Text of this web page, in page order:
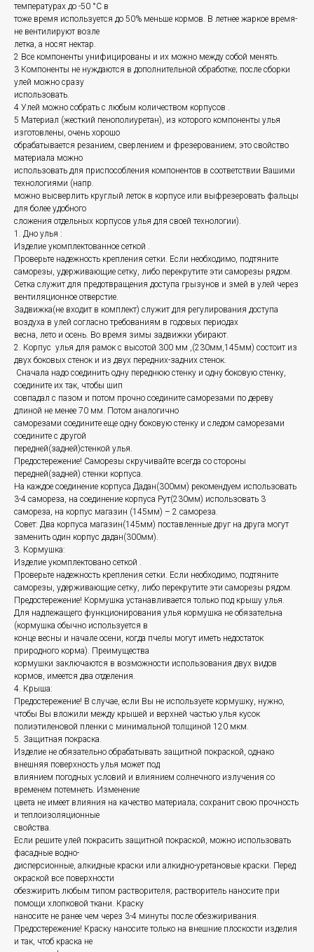
температурах до -50 °C в
тоже время используется до 50% меньше кормов. В летнее жаркое время-
не вентилируют возле
летка, а носят нектар.
2 Все компоненты унифицированы и их можно между собой менять.
3 Компоненты не нуждаются в дополнительной обработке; после сборки
улей можно сразу
использовать.
4 Улей можно собрать с любым количеством корпусов .
5 Материал (жесткий пенополиуретан), из которого компоненты улья
изготовлены, очень хорошо
обрабатывается резанием, сверлением и фрезерованием; это свойство
материала можно
использовать для приспособления компонентов в соответствии Вашими
технологиями (напр.
можно высверлить круглый леток в корпусе или выфрезеровать фальцы
для более удобного
сложения отдельных корпусов улья для своей технологии).
1. Дно улья :
Изделие укомплектованное сеткой .
Проверьте надежность крепления сетки. Если необходимо, подтяните
саморезы, удерживающие сетку, либо перекрутите эти саморезы рядом.
Сетка служит для предотвращения доступа грызунов и змей в улей через
вентиляционное отверстие.
Задвижка(не входит в комплект) служит для регулирования доступа
воздуха в улей согласно требованиям в годовых периодах
весна, лето и осень. Во время зимы задвижки убирают.
2. Корпус улья для рамок с высотой 300 мм ,(230мм,145мм) состоит из
двух боковых стенок и из двух передних-задних стенок.
Сначала надо соединить одну переднюю стенку и одну боковую стенку,
соедините их так, чтобы шип
совпадал с пазом и потом прочно соедините саморезами по дереву
длиной не менее 70 мм. Потом аналогично
саморезами соедините еще одну боковую стенку и следом саморезами
соедините с другой
передней(задней)стенкой улья.
Предостережение! Саморезы скручивайте всегда со стороны
передней(задней) стенки корпуса.
На каждое соединение корпуса Дадан(300мм) рекомендуем использовать
3-4 самореза, на соединение корпуса Рут(230мм) использовать 3
самореза, на корпус магазин (145мм) – 2 самореза.
Совет: Два корпуса магазин(145мм) поставленные друг на друга могут
заменить один корпус дадан(300мм).
3. Кормушка:
Изделие укомплектовано сеткой .
Проверьте надежность крепления сетки. Если необходимо, подтяните
саморезы, удерживающие сетку, либо перекрутите эти саморезы рядом.
Предостережение! Кормушка устанавливается только под крышу улья.
Для надлежащего функционирования улья кормушка не обязательна
(кормушка обычно используется в
конце весны и начале осени, когда пчелы могут иметь недостаток
природного корма). Преимущества
кормушки заключаются в возможности использования двух видов
кормов, имеется два отделения.
4. Крыша:
Предостережение! В случае, если Вы не используете кормушку, нужно,
чтобы Вы вложили между крышей и верхней частью улья кусок
полиэтиленовой пленки с минимальной толщиной 120 мкм.
5. Защитная покраска.
Изделие не обязательно обрабатывать защитной покраской, однако
внешняя поверхность улья может под
влиянием погодных условий и влиянием солнечного излучения со
временем потемнеть. Изменение
цвета не имеет влияния на качество материала; сохранит свою прочность
и теплоизоляционные
свойства.
Если решите улей покрасить защитной покраской, можно использовать
фасадные водно-
дисперсионные, алкидные краски или алкидно-уретановые краски. Перед
окраской все поверхности
обезжирить любым типом растворителя; растворитель наносите при
помощи хлопковой ткани. Краску
наносите не ранее чем через 3-4 минуты после обезжиривания.
Предостережение! Краску наносите только на внешние плоскости изделия
и так, чтоб краска не